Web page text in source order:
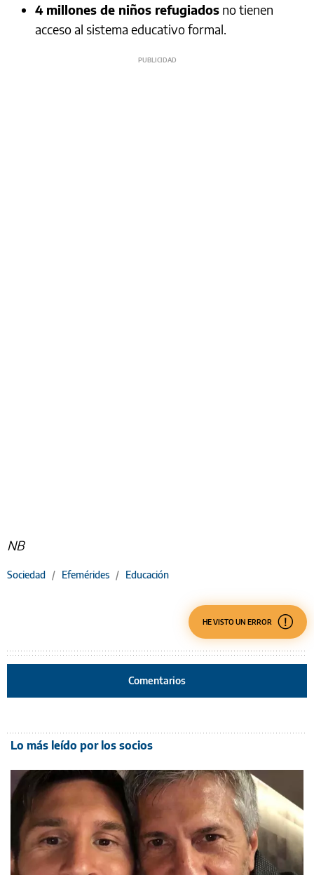
4 millones de niños refugiados no tienen
acceso al sistema educativo formal.
NB
Sociedad / Efemérides / Educación
HE VISTO UN ERROR
Comentarios
Lo más leído por los socios